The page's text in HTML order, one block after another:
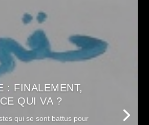
: FINALEMENT,
QUI VA ?
qui se sont battus pour